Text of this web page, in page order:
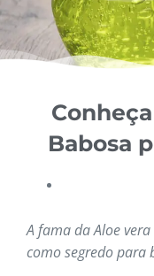
Babosa
A fama da Aloe
como segredo para